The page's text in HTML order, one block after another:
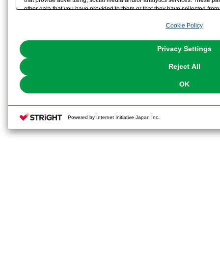
other data that you have provided to them or that they have collected
the use of all Cookies except for Strictly Necessary Cookies, please
Cookie Policy
Privacy Settings
Reject All
OK
Powered by Internet Initiative Japan Inc.